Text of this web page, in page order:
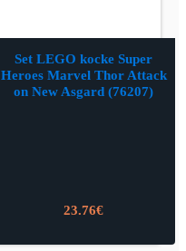
Set LEGO kocke Super
Heroes Marvel Thor Attack
on New Asgard (76207)
23.76€